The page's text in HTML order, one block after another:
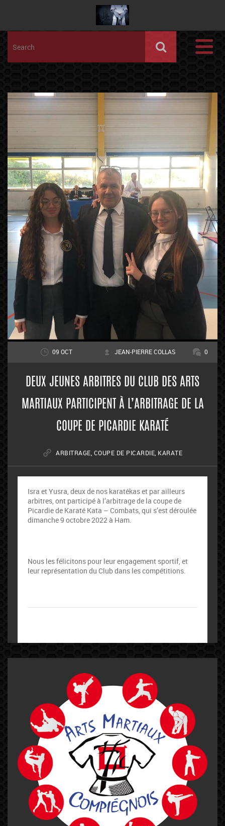
09 OCT JEAN-PIERRE COLLAS 0
DEUX JEUNES ARBITRES DU CLUB DES ARTS
MARTIAUX PARTICIPENT À L’ARBITRAGE DE LA
COUPE DE PICARDIE KARATÉ
ARBITRAGE, COUPE DE PICARDIE, KARATE
Isra et Yusra, deux de nos karatékas et par ailleurs
arbitres, ont participé à l’arbitrage de la coupe de
Picardie de Karaté Kata – Combats, qui s’est déroulée
dimanche 9 octobre 2022 à Ham.
Nous les félicitons pour leur engagement sportif, et
leur représentation du Club dans les compétitions.